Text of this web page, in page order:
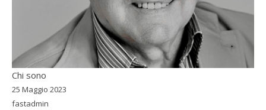
Chi sono
25 Maggio 2023
fastadmin